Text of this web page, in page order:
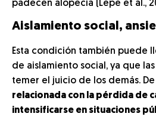
padecen alopecia (Lepe et al.,
Aislamiento social,
Esta condición también puede
de aislamiento social, ya que
temer el juicio de los demás.
relacionada con la pérdida de
intensificarse en situaciones